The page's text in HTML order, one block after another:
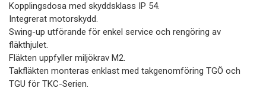
Kopplingsdosa med skyddsklass IP 54.
Integrerat motorskydd.
Swing-up utförande för enkel service och rengöring av
fläkthjulet.
Fläkten uppfyller miljökrav M2.
Takfläkten monteras enklast med takgenomföring TGÖ och
TGU för TKC-Serien.